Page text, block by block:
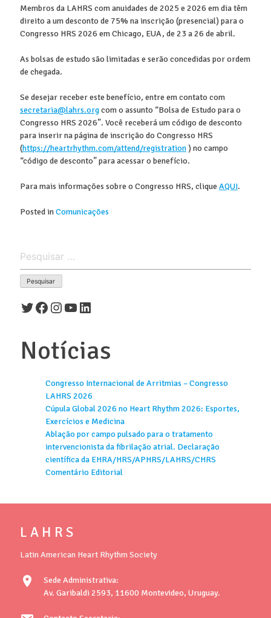
Membros da LAHRS com anuidades de 2025 e 2026 em dia têm
direito a um desconto de 75% na inscrição (presencial) para o
Congresso HRS 2026 em Chicago, EUA, de 23 a 26 de abril.
As bolsas de estudo são limitadas e serão concedidas por ordem
de chegada.
Se desejar receber este benefício, entre em contato com
secretaria@lahrs.orgcom o assunto “Bolsa de Estudo para o
Congresso HRS 2026”. Você receberá um código de desconto
para inserir na página de inscrição do Congresso HRS
(https://heartrhythm.com/attend/registration) no campo
“código de desconto” para acessar o benefício.
Para mais informações sobre o Congresso HRS, clique AQUI.
Posted inComunicações
por:
Twitter
Facebook
Instagram
Youtube
LinkedIn
Notícias
Congresso Internacional de Arritmias – Congresso
LAHRS 2026
Cúpula Global 2026 no Heart Rhythm 2026: Esportes,
Exercícios e Medicina
Ablação por campo pulsado para o tratamento
intervencionista da fibrilação atrial. Declaração
científica da EHRA/HRS/APHRS/LAHRS/CHRS
Comentário Editorial
L A H R S
Latin American Heart Rhythm Society
location_on
Sede Administrativa:
Av. Garibaldi 2593, 11600 Montevideo, Uruguay.